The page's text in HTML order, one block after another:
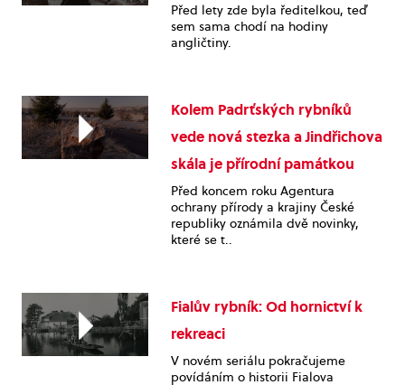
Před lety zde byla ředitelkou, teď
sem sama chodí na hodiny
angličtiny.
Kolem Padrťských rybníků
vede nová stezka a Jindřichova
skála je přírodní památkou
Před koncem roku Agentura
ochrany přírody a krajiny České
republiky oznámila dvě novinky,
které se t..
Fialův rybník: Od hornictví k
rekreaci
V novém seriálu pokračujeme
povídáním o historii Fialova